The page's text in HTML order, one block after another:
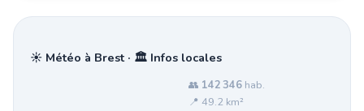
☀️ Météo à Brest · 🏛️ Infos locales
👥 142 346 hab.
📍 49.2 km²